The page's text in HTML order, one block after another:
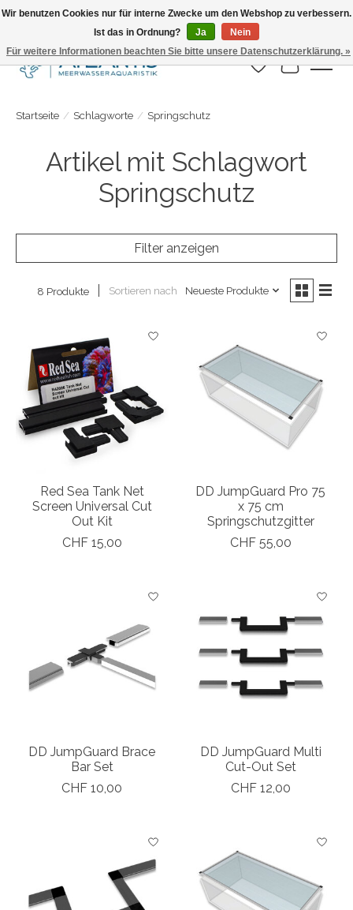
Täglicher Versand. Bestelle bis 15.00 Uhr
Wunschzettel
Ihr
Startseite / Schlagworte / Springschutz
Artikel mit Schlagwort
Springschutz
Filter anzeigen
8 Produkte Sortieren nach Neueste Produkte
Red Sea Tank Net
Screen Universal Cut
Out Kit
CHF 15,00
DD JumpGuard Pro 75
x 75 cm
Springschutzgitter
CHF 55,00
DD JumpGuard Brace
Bar Set
CHF 10,00
DD JumpGuard Multi
Cut-Out Set
CHF 12,00
Wir benutzen Cookies nur für interne Zwecke um den Webshop zu verbessern.
Ist das in Ordnung?
Ja
Nein
Für weitere Informationen beachten Sie bitte unsere Datenschutzerklärung. »